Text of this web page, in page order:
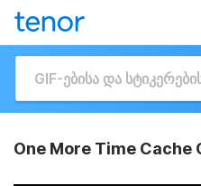
One More Time Cache